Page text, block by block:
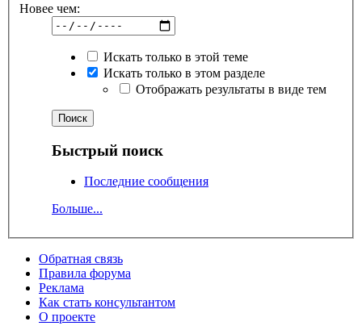
Новее чем:
Искать только в этой теме
Искать только в этом разделе
Отображать результаты в виде тем
Быстрый поиск
Последние сообщения
Больше...
Обратная связь
Правила форума
Реклама
Как стать консультантом
О проекте